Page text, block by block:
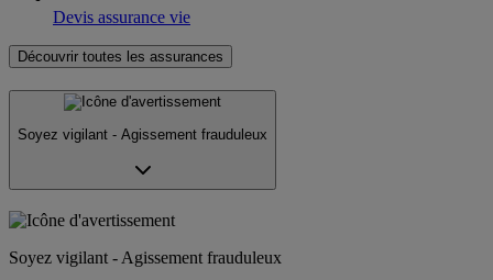
Devis assurance vie
Découvrir toutes les assurances
Soyez vigilant - Agissement frauduleux
Soyez vigilant - Agissement frauduleux